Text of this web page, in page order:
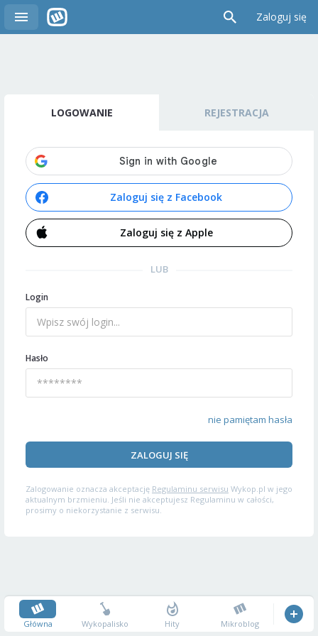
Zaloguj się
LOGOWANIE REJESTRACJA
Zaloguj się z Facebook
Zaloguj się z Apple
LUB
Login
Hasło
nie pamiętam hasła
ZALOGUJ SIĘ
Zalogowanie oznacza akceptację Regulaminu serwisu Wykop.pl w jego
aktualnym brzmieniu. Jeśli nie akceptujesz Regulaminu w całości,
prosimy o niekorzystanie z serwisu.
Główna Wykopalisko Hity Mikroblog